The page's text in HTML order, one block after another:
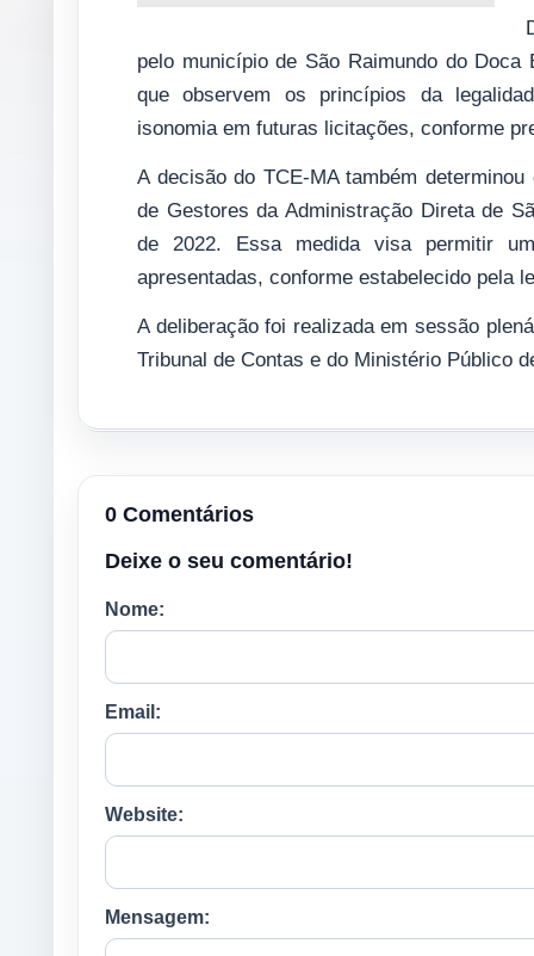
pelo município de São Raimundo do
que observem os princípios da
isonomia em futuras licitações, conforme
A decisão do TCE-MA também
de Gestores da Administração Direta de
de 2022. Essa medida visa permitir
apresentadas, conforme estabelecido pela
A deliberação foi realizada em sessão
Tribunal de Contas e do Ministério Público
0 Comentários
Deixe o seu comentário!
Nome:
Email:
Website:
Mensagem: